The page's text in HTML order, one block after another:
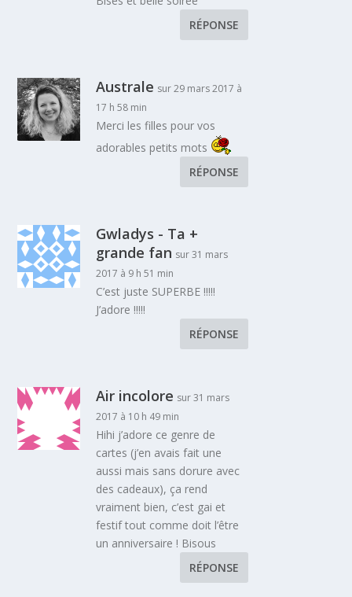
RÉPONSE
Australe sur 29 mars 2017 à
17 h 58 min
Merci les filles pour vos
adorables petits mots
RÉPONSE
Gwladys - Ta +
grande fan sur 31 mars
2017 à 9 h 51 min
C’est juste SUPERBE !!!!!
J’adore !!!!!
RÉPONSE
Air incolore sur 31 mars
2017 à 10 h 49 min
Hihi j’adore ce genre de
cartes (j’en avais fait une
aussi mais sans dorure avec
des cadeaux), ça rend
vraiment bien, c’est gai et
festif tout comme doit l’être
un anniversaire ! Bisous
RÉPONSE